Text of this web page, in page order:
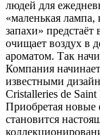
людей для
«маленькая лампа,
запахи»
очищает воздух в
ароматом. Так
Компания
известными
Cristalleries de
Приобретая
становится